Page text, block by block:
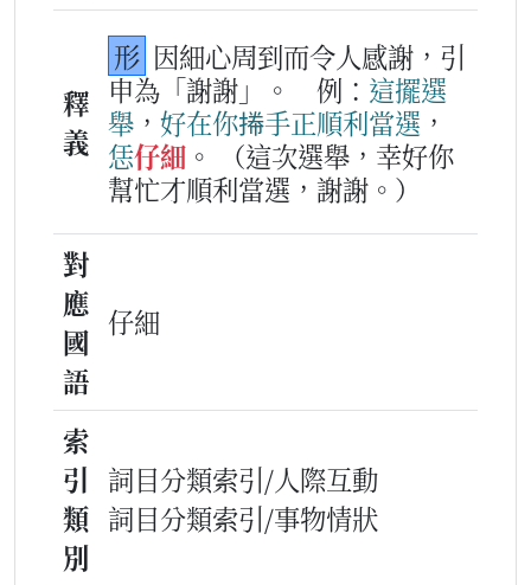
釋
義
形 因細心周到而令人感謝，引
申為「謝謝」。
例： 這擺選
舉 ， 好在你𢯭手正順利當選 ，
恁仔細 。
（這次選舉，幸好你
幫忙才順利當選，謝謝。）
對
應
國
語
仔細
索
引
類
別
詞目分類索引/人際互動
詞目分類索引/事物情狀